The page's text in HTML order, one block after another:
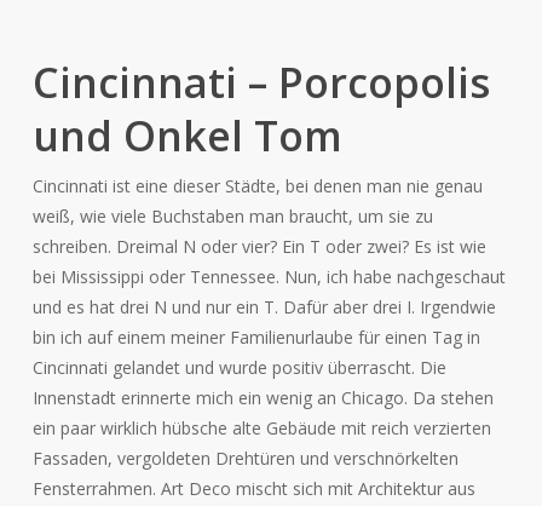
Cincinnati – Porcopolis
und Onkel Tom
Cincinnati ist eine dieser Städte, bei denen man nie genau
weiß, wie viele Buchstaben man braucht, um sie zu
schreiben. Dreimal N oder vier? Ein T oder zwei? Es ist wie
bei Mississippi oder Tennessee. Nun, ich habe nachgeschaut
und es hat drei N und nur ein T. Dafür aber drei I. Irgendwie
bin ich auf einem meiner Familienurlaube für einen Tag in
Cincinnati gelandet und wurde positiv überrascht. Die
Innenstadt erinnerte mich ein wenig an Chicago. Da stehen
ein paar wirklich hübsche alte Gebäude mit reich verzierten
Fassaden, vergoldeten Drehtüren und verschnörkelten
Fensterrahmen. Art Deco mischt sich mit Architektur aus